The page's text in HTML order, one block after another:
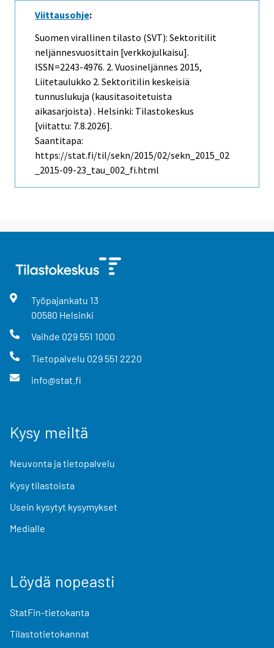
Viittausohje:
Suomen virallinen tilasto (SVT): Sektoritilit
neljännesvuosittain [verkkojulkaisu].
ISSN=2243-4976. 2. Vuosineljännes 2015,
Liitetaulukko 2. Sektoritilin keskeisiä
tunnuslukuja (kausitasoitetuista
aikasarjoista) . Helsinki: Tilastokeskus
[viitattu: 7.8.2026].
Saantitapa:
https://stat.fi/til/sekn/2015/02/sekn_2015_02
_2015-09-23_tau_002_fi.html
Työpajankatu 13
00580 Helsinki
Vaihde 029 551 1000
Tietopalvelu 029 551 2220
info@stat.fi
Kysy meiltä
Neuvonta ja tietopalvelu
Kysy tilastoista
Usein kysytyt kysymykset
Medialle
Löydä nopeasti
StatFin-tietokanta
Tilastotietokannat